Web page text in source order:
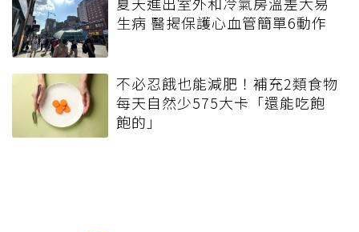
生病 醫揭保護心血管簡單6動作
不必忍餓也能減肥！補充2類食物
每天自然少575大卡「還能吃飽
飽的」